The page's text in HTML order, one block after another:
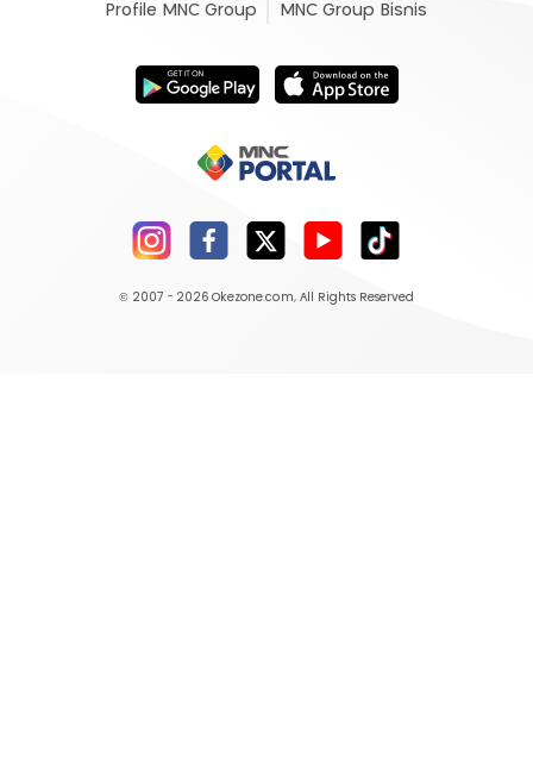
Profile MNC Group MNC Group Bisnis
© 2007 - 2026 Okezone.com, All Rights Reserved